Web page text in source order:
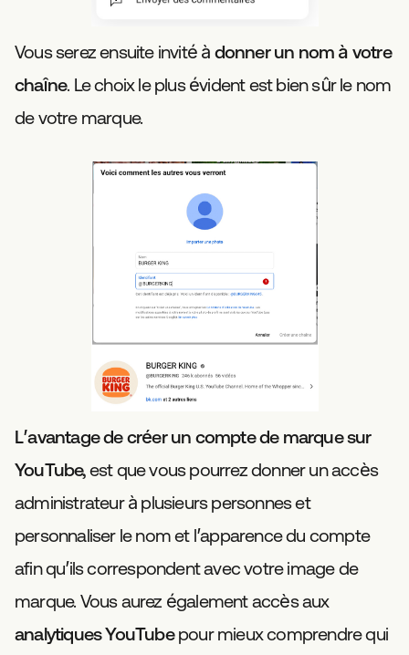
Vous serez ensuite invité à donner un nom à votre
chaîne. Le choix le plus évident est bien sûr le nom
de votre marque.
L’avantage de créer un compte de marque sur
YouTube,est que vous pourrez donner un accès
administrateur à plusieurs personnes et
personnaliser le nom et l’apparence du compte
afin qu’ils correspondent avec votre image de
marque. Vous aurez également accès aux
analytiques YouTubepour mieux comprendre qui